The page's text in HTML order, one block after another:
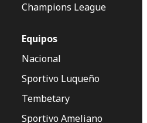
Champions League
Equipos
Nacional
Sportivo Luqueño
Tembetary
Sportivo Ameliano